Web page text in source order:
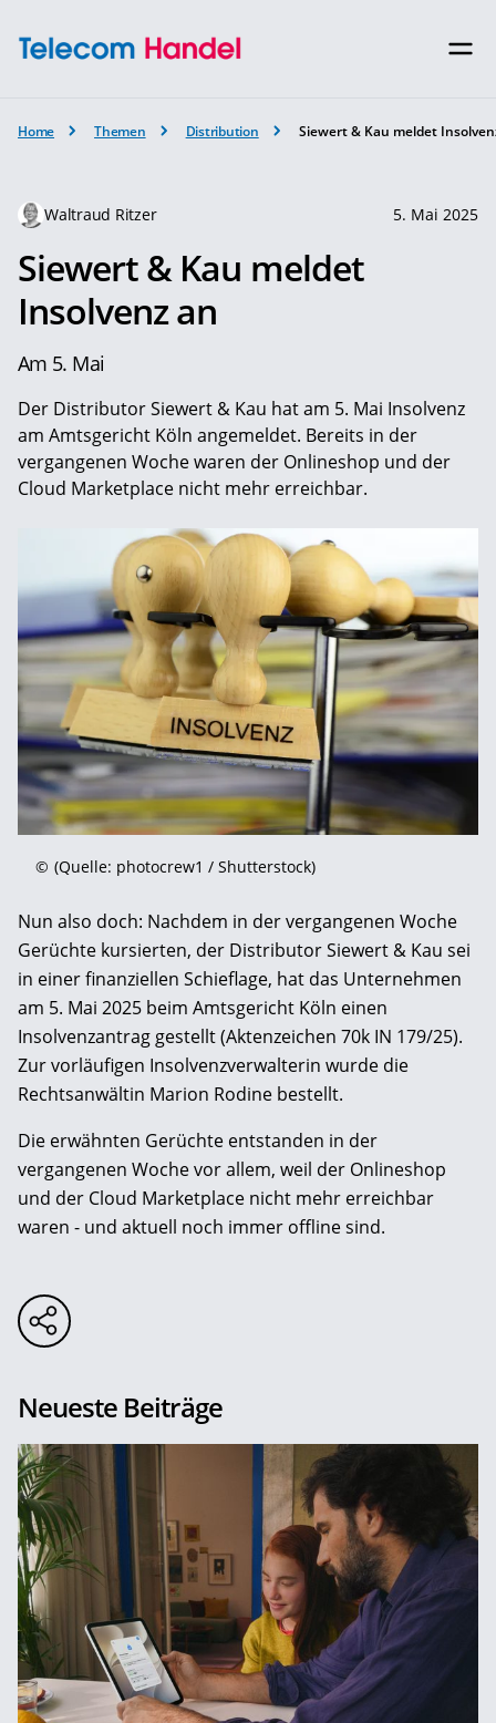
Home Themen Distribution Siewert & Kau meldet
Waltraud Ritzer 5. Mai 2025
Siewert & Kau meldet
Insolvenz an
Am 5. Mai
Der Distributor Siewert & Kau hat am 5. Mai Insolvenz
am Amtsgericht Köln angemeldet. Bereits in der
vergangenen Woche waren der Onlineshop und der
Cloud Marketplace nicht mehr erreichbar.
© (Quelle: photocrew1 / Shutterstock)
Nun also doch: Nachdem in der vergangenen Woche
Gerüchte kursierten, der Distributor Siewert & Kau sei
in einer finanziellen Schieflage, hat das Unternehmen
am 5. Mai 2025 beim Amtsgericht Köln einen
Insolvenzantrag gestellt (Aktenzeichen 70k IN 179/25).
Zur vorläufigen Insolvenzverwalterin wurde die
Rechtsanwältin Marion Rodine bestellt.
Die erwähnten Gerüchte entstanden in der
vergangenen Woche vor allem, weil der Onlineshop
und der Cloud Marketplace nicht mehr erreichbar
waren - und aktuell noch immer offline sind.
Neueste Beiträge